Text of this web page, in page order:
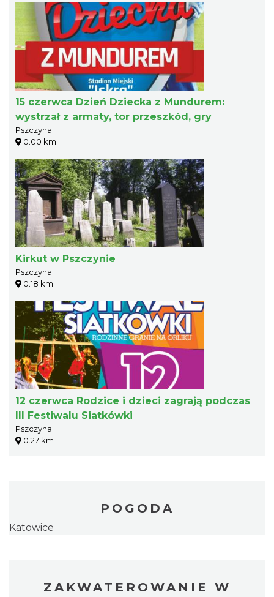
15 czerwca Dzień Dziecka z Mundurem:
wystrzał z armaty, tor przeszkód, gry
Pszczyna
0.00 km
Kirkut w Pszczynie
Pszczyna
0.18 km
12 czerwca Rodzice i dzieci zagrają podczas
III Festiwalu Siatkówki
Pszczyna
0.27 km
POGODA
Katowice
ZAKWATEROWANIE W